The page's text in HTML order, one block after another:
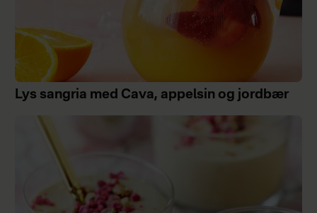
Lys sangria med Cava, appelsin og jordbær